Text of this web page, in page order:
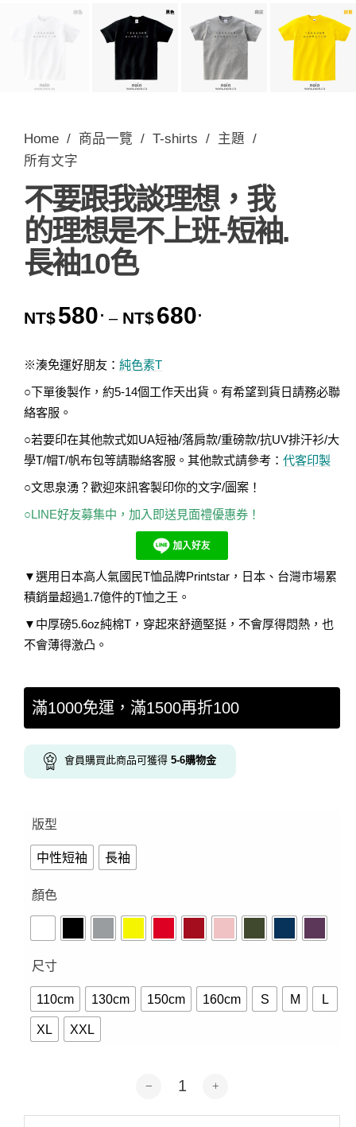
Home / 商品一覽 / T-shirts / 主題 /
所有文字
不要跟我談理想，我
的理想是不上班-短袖.
長袖10色
NT$580 . – NT$680.
※湊免運好朋友： 純色素T
○下單後製作，約5-14個工作天出貨。有希望到貨日請務必聯
絡客服。
○若要印在其他款式如UA短袖/落肩款/重磅款/抗UV排汗衫/大
學T/帽T/帆布包等請聯絡客服。其他款式請參考： 代客印製
○文思泉湧？歡迎來訊客製印你的文字/圖案！
○LINE好友募集中，加入即送見面禮優惠券！
▼選用日本高人氣國民T恤品牌Printstar，日本、台灣市場累
積銷量超過1.7億件的T恤之王。
▼中厚磅5.6oz純棉T，穿起來舒適堅挺，不會厚得悶熱，也
不會薄得激凸。
滿1000免運，滿1500再折100
會員購買此商品可獲得 5-6購物金
版型
中性短袖 長袖
顏色
尺寸
110cm 130cm 150cm 160cm S M L
XL XXL
不要跟我談理想，我的理想是不上班-